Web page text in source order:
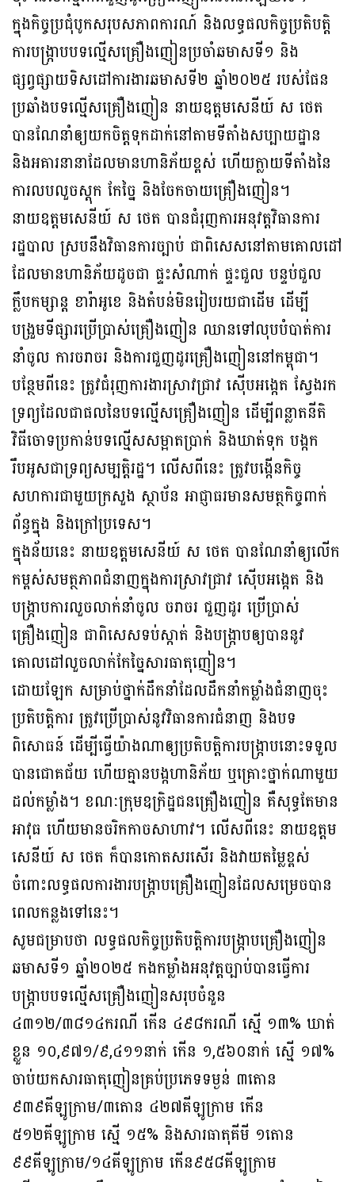
ក្នុងកិច្ចប្រជុំបូកសរុបសភាពការណ៍ និងលទ្ធផលកិច្ចប្រតិបត្តិ
ការបង្ក្រាបបទល្មើសគ្រឿងញៀនប្រចាំឆមាសទី១ និង
ផ្សព្វផ្សាយទិសដៅការងារឆមាសទី២ ឆ្នាំ២០២៥ របស់ផែន
ប្រឆាំងបទល្មើសគ្រឿងញៀន នាយឧត្តមសេនីយ៍ ស ថេត
បានណែនាំឲ្យយកចិត្តទុកដាក់នៅតាមទីតាំងសប្បាយដ្ឋាន
និងអគារនានាដែលមានហានិភ័យខ្ពស់ ហើយក្លាយទីតាំងនៃ
ការលបលួចស្ដុក កែច្នៃ និងចែកចាយគ្រឿងញៀន។
នាយឧត្តមសេនីយ៍ ស ថេត បានជំរុញការអនុវត្តវិធានការ
រដ្ឋបាល ស្របនឹងវិធានការច្បាប់ ជាពិសេសនៅតាមគោលដៅ
ដែលមានហានិភ័យដូចជា ផ្ទះសំណាក់ ផ្ទះជួល បន្ទប់ជួល
ក្លឹបកម្សាន្ដ ខារ៉ាអូខេ និងតំបន់មិនរៀបរយជាដើម ដើម្បី
បង្រួមទីផ្សារប្រើប្រាស់គ្រឿងញៀន ឈានទៅលុបបំបាត់ការ
នាំចូល ការចរាចរ និងការជួញដូរគ្រឿងញៀននៅកម្ពុជា។
បន្ថែមពីនេះ ត្រូវជំរុញការងារស្រាវជ្រាវ ស៉ើបអង្កេត ស្វែងរក
ទ្រព្យដែលជាផលនៃបទល្មើសគ្រឿងញៀន ដើម្បីពន្លាតនីតិ
វិធីចោទប្រកាន់បទល្មើសសម្អាតប្រាក់ និងឃាត់ទុក បង្កក
រឹបអូសជាទ្រព្យសម្បត្តិរដ្ឋ។ លើសពីនេះ ត្រូវបង្កើនកិច្ច
សហការជាមួយក្រសួង ស្ថាប័ន អាជ្ញាធរមានសមត្ថកិច្ចពាក់
ព័ន្ធក្នុង និងក្រៅប្រទេស។
ក្នុងន័យនេះ នាយឧត្តមសេនីយ៍ ស ថេត បានណែនាំឲ្យលើក
កម្ពស់សមត្ថភាពជំនាញក្នុងការស្រាវជ្រាវ ស៉ើបអង្កេត និង
បង្ក្រាបការលួចលាក់នាំចូល ចរាចរ ជួញដូរ ប្រើប្រាស់
គ្រឿងញៀន ជាពិសេសទប់ស្កាត់ និងបង្ក្រាបឲ្យបាននូវ
គោលដៅលួចលាក់កែច្នៃសារធាតុញៀន។
ដោយឡែក សម្រាប់ថ្នាក់ដឹកនាំដែលដឹកនាំកម្លាំងជំនាញចុះ
ប្រតិបត្តិការ ត្រូវប្រើប្រាស់នូវវិធានការជំនាញ និងបទ
ពិសោធន៍ ដើម្បីធ្វើយ៉ាងណាឲ្យប្រតិបត្តិការបង្ក្រាបនោះទទួល
បានជោគជ័យ ហើយគ្មានបង្កហានិភ័យ ឬគ្រោះថ្នាក់ណាមួយ
ដល់កម្លាំង។ ខណៈក្រុមឧក្រិដ្ឋជនគ្រឿងញៀន គឺសុទ្ធតែមាន
អាវុធ ហើយមានចរិកកាចសាហាវ។ លើសពីនេះ នាយឧត្តម
សេនីយ៍ ស ថេត ក៏បានកោតសរសើរ និងវាយតម្លៃខ្ពស់
ចំពោះលទ្ធផលការងារបង្ក្រាបគ្រឿងញៀនដែលសម្រេចបាន
ពេលកន្លងទៅនេះ។
សូមជម្រាបថា លទ្ធផលកិច្ចប្រតិបត្តិការបង្រ្កាបគ្រឿងញៀន
ឆមាសទី១ ឆ្នាំ២០២៥ កងកម្លាំងអនុវត្តច្បាប់បានធ្វើការ
បង្រ្កាបបទល្មើសគ្រឿងញៀនសរុបចំនួន
៤៣១២/៣៨១៤ករណី កើន ៤៩៨ករណី ស្មើ ១៣% ឃាត់
ខ្លួន ១០,៩៧១/៩,៤១១នាក់ កើន ១,៥៦០នាក់ ស្មើ ១៧%
ចាប់យកសារធាតុញៀនគ្រប់ប្រភេទទម្ងន់ ៣តោន
៩៣៩គីឡូក្រាម/៣តោន ៤២៧គីឡូក្រាម កើន
៥១២គីឡូក្រាម ស្មើ ១៥% និងសារធាតុគីមី ១តោន
៩៩គីឡូក្រាម/១៤គីឡូក្រាម កើន៩៥៨គីឡូក្រាម